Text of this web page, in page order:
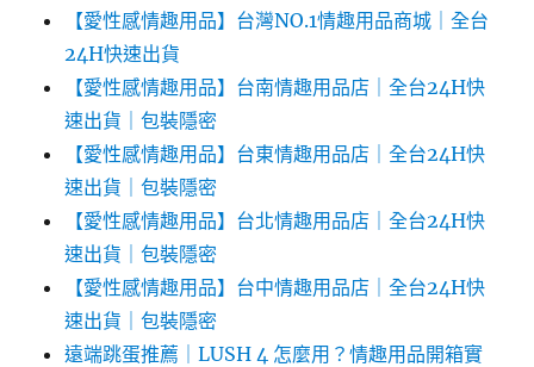
【愛性感情趣用品】台灣NO.1情趣用品商城｜全台
24H快速出貨
【愛性感情趣用品】台南情趣用品店｜全台24H快
速出貨｜包裝隱密
【愛性感情趣用品】台東情趣用品店｜全台24H快
速出貨｜包裝隱密
【愛性感情趣用品】台北情趣用品店｜全台24H快
速出貨｜包裝隱密
【愛性感情趣用品】台中情趣用品店｜全台24H快
速出貨｜包裝隱密
遠端跳蛋推薦｜LUSH 4 怎麼用？情趣用品開箱實